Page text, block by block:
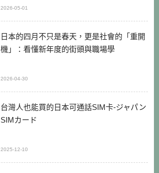
2026-05-01
日本的四月不只是春天，更是社會的「重開
機」：看懂新年度的街頭與職場學
2026-04-30
台灣人也能買的日本可通話SIM卡-ジャパン
SIMカード
2025-12-10